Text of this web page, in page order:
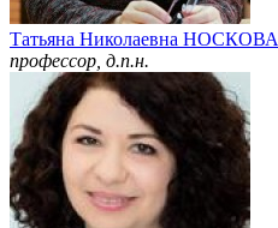
Татьяна Николаевна НОСКОВА
профессор, д.п.н.